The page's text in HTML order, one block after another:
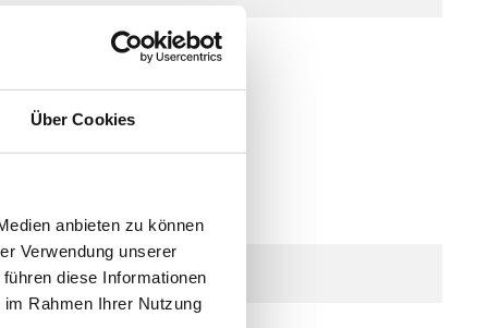
Über Cookies
anbieten zu können
Verwendung unserer
diese Informationen
Rahmen Ihrer Nutzung